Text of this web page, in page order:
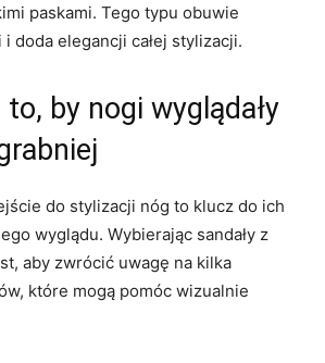
paskami. Tego typu obuwie
doda elegancji całej stylizacji.
by nogi wyglądały
do stylizacji nóg to klucz do ich
wyglądu. Wybierając sandały z
aby zwrócić uwagę na kilka
które mogą pomóc wizualnie